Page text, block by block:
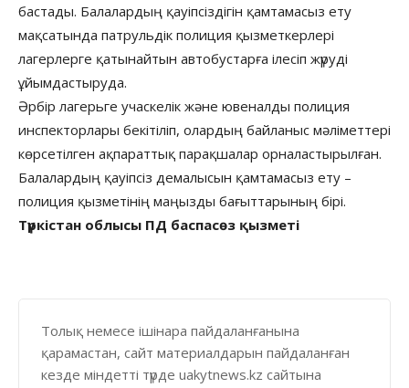
бастады. Балалардың қауіпсіздігін қамтамасыз ету
мақсатында патрульдік полиция қызметкерлері
лагерлерге қатынайтын автобустарға ілесіп жүруді
ұйымдастыруда.
Әрбір лагерьге учаскелік және ювеналды полиция
инспекторлары бекітіліп, олардың байланыс мәліметтері
көрсетілген ақпараттық парақшалар орналастырылған.
Балалардың қауіпсіз демалысын қамтамасыз ету –
полиция қызметінің маңызды бағыттарының бірі.
Түркістан облысы ПД баспасөз қызметі
Толық немесе ішінара пайдаланғанына
қарамастан, сайт материалдарын пайдаланған
кезде міндетті түрде uakytnews.kz сайтына